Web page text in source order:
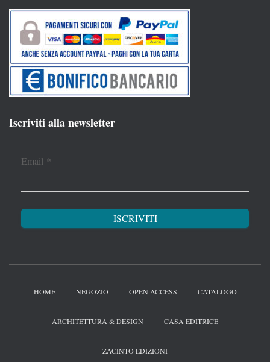
Iscriviti alla newsletter
Email *
HOME NEGOZIO OPEN ACCESS CATALOGO
ARCHITETTURA & DESIGN CASA EDITRICE
ZACINTO EDIZIONI